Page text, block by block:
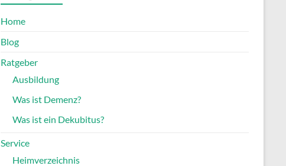
Home
Blog
Ratgeber
Ausbildung
Was ist Demenz?
Was ist ein Dekubitus?
Service
Heimverzeichnis